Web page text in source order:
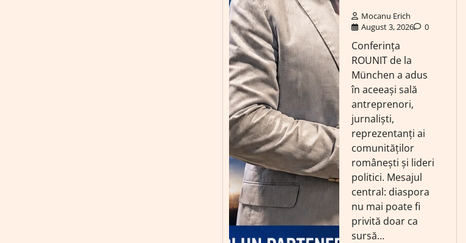
Mocanu Erich
August 3, 2026
0
Conferința
ROUNIT de la
München a adus
în aceeași sală
antreprenori,
jurnaliști,
reprezentanți ai
comunităților
românești și lideri
politici. Mesajul
central: diaspora
nu mai poate fi
privită doar ca
sursă…